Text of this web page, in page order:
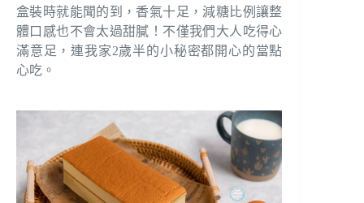
盒裝時就能聞的到，香氣十足，減糖比例讓整
體口感也不會太過甜膩！不僅我們大人吃得心
滿意足，連我家2歲半的小秘密都開心的當點
心吃。